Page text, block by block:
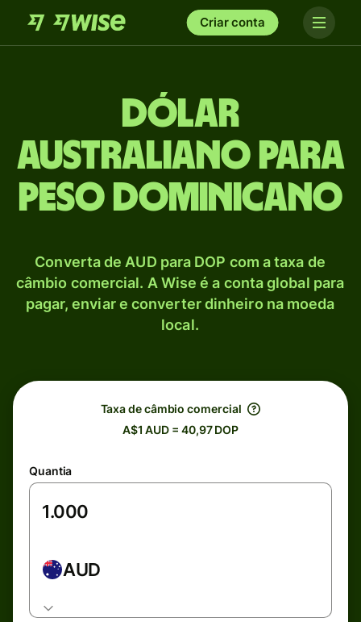
Criar conta
Dólar
australiano para
Peso dominicano
Converta de AUD para DOP com a taxa de
câmbio comercial. A Wise é a conta global para
pagar, enviar e converter dinheiro na moeda
local.
Taxa de câmbio comercial
A$1 AUD = 40,97 DOP
Quantia
AUD